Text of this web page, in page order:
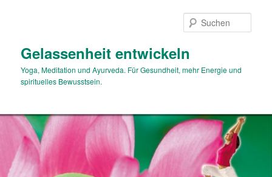
Gelassenheit entwickeln
Yoga, Meditation und Ayurveda. Für Gesundheit, mehr Energie und
spirituelles Bewusstsein.